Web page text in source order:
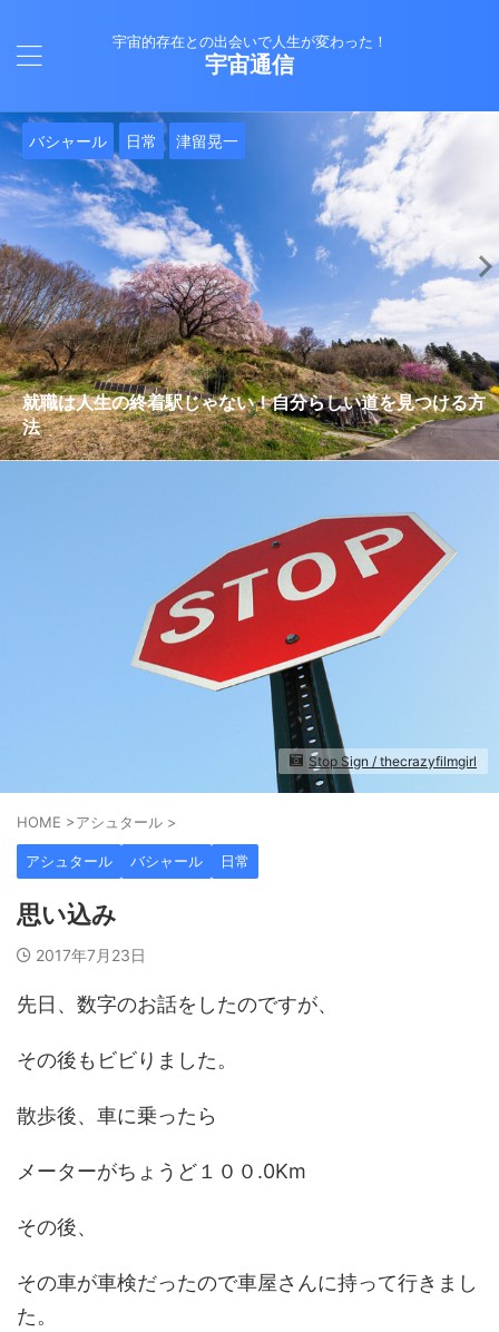
宇宙的存在との出会いで人生が変わった！
宇宙通信
日常 津留晃一
雨の日の恵み：心に降る静かな癒し
バシャール 日常 津留晃一
就職は人生の終着駅じゃない！自分らしい道を見つける方
法
Healy 日常
ヒーリーを買うべきか迷っているあなたへ。実際に使って
みた感想と注意点
バシャール 日常
エネルギーの法則 〜最近どハマりしていました〜
日常
現実を変える
日常
今、ここにいること
Healy 日常 津留晃一
もしかしてだけどHealy（量子波動調整器）のせいなの？
日常
iPad 第10世代買いました
Healy 日常
久し振りにHealy（ヒーリー）量子波動調整器について
日常
大谷さんの通訳、水原さんの解雇に思う
Stop Sign / thecrazyfilmgirl
HOME >アシュタール >
アシュタール バシャール 日常
思い込み
2017年7月23日
先日、数字のお話をしたのですが、
その後もビビりました。
散歩後、車に乗ったら
メーターがちょうど１００.0Km
その後、
その車が車検だったので車屋さんに持って行きまし
た。